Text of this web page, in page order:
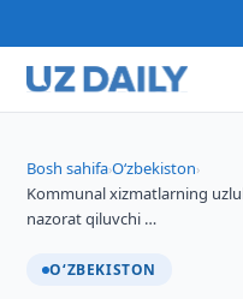
Bosh sahifa›O‘zbekiston›
Kommunal xizmatlarning
nazorat qiluvchi …
O‘ZBEKISTON